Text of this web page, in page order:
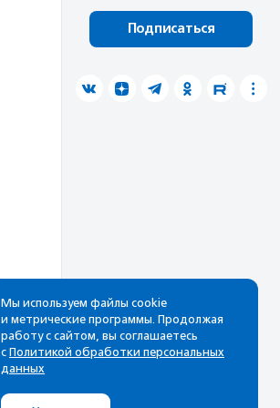
Подписаться
Мы используем файлы cookie
и метрические программы. Продолжая
работу с сайтом, вы соглашаетесь
с Политикой обработки персональных
данных